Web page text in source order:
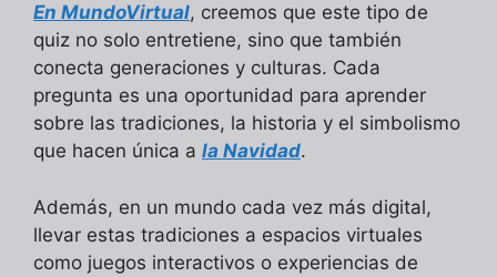
En MundoVirtual, creemos que este tipo de
quiz no solo entretiene, sino que también
conecta generaciones y culturas. Cada
pregunta es una oportunidad para aprender
sobre las tradiciones, la historia y el simbolismo
que hacen única a la Navidad.
Además, en un mundo cada vez más digital,
llevar estas tradiciones a espacios virtuales
como juegos interactivos o experiencias de